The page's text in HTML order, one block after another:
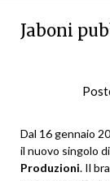
Jaboni
Dal 16 gennaio
il nuovo singolo di
Produzioni. Il